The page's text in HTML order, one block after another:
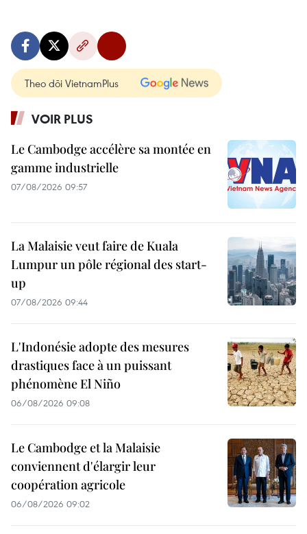
Theo dõi VietnamPlus
VOIR PLUS
Le Cambodge accélère sa montée en
gamme industrielle
07/08/2026 09:57
La Malaisie veut faire de Kuala
Lumpur un pôle régional des start-
up
07/08/2026 09:44
L'Indonésie adopte des mesures
drastiques face à un puissant
phénomène El Niño
06/08/2026 09:08
Le Cambodge et la Malaisie
conviennent d'élargir leur
coopération agricole
06/08/2026 09:02